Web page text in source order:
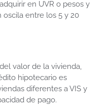
en UVR o pesos y
entre los 5 y 20
valor de la vivienda,
hipotecario es
diferentes a VIS y
de pago.